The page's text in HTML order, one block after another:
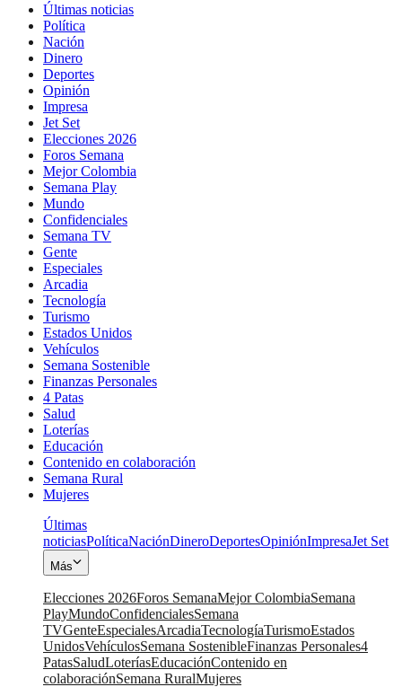
Últimas noticias
Política
Nación
Dinero
Deportes
Opinión
Impresa
Jet Set
Elecciones 2026
Foros Semana
Mejor Colombia
Semana Play
Mundo
Confidenciales
Semana TV
Gente
Especiales
Arcadia
Tecnología
Turismo
Estados Unidos
Vehículos
Semana Sostenible
Finanzas Personales
4 Patas
Salud
Loterías
Educación
Contenido en colaboración
Semana Rural
Mujeres
Últimas
noticiasPolíticaNaciónDineroDeportesOpiniónImpresaJet Set
Más
Elecciones 2026Foros SemanaMejor ColombiaSemana
PlayMundoConfidencialesSemana
TVGenteEspecialesArcadiaTecnologíaTurismoEstados
UnidosVehículosSemana SostenibleFinanzas Personales4
PatasSaludLoteríasEducaciónContenido en
colaboraciónSemana RuralMujeres